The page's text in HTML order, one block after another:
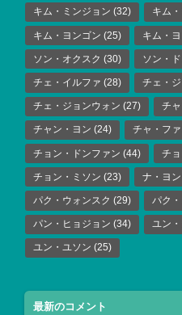
キム・ミンジョン (32) キム
キム・ヨンゴン (25) キム・
ソン・オクスク (30) ソン・
チェ・イルファ (28) チェ・
チェ・ジョンウォン (27) チ
チャン・ヨン (24) チャ・フ
チョン・ドンファン (44) チ
チョン・ミソン (23) ナ・ヨン
パク・ウォンスク (29) パク
パン・ヒョジョン (34) ユン
ユン・ユソン (25)
最新のコメント